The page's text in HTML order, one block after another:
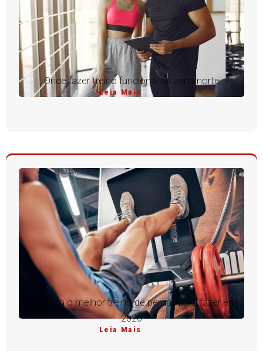
Onde fazer treino funcional na zona norte
Leia Mais
Conheça o melhor treino de pernas para fazer em
2026
Leia Mais